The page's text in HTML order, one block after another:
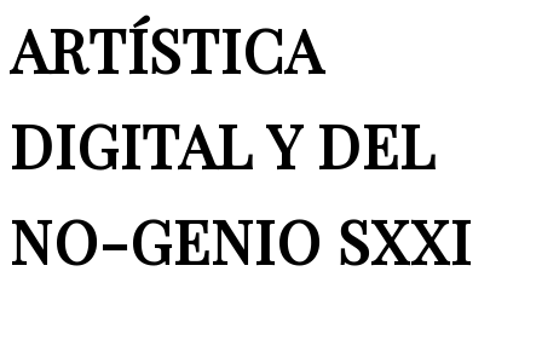
ARTÍSTICA
DIGITAL Y DEL
NO-GENIO SXXI